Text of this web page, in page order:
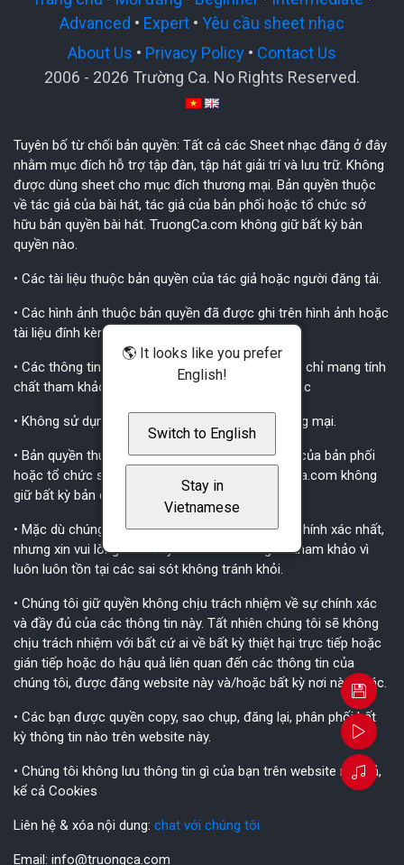
Advanced • Expert • Yêu cầu sheet nhạc
About Us • Privacy Policy • Contact Us
2006 - 2026 Trường Ca. No Rights Reserved.
Tuyên bố từ chối bản quyền: Tất cả các Sheet nhạc đăng ở đây
nhằm mục đích hỗ trợ tập đàn, tập hát giải trí và lưu trữ. Không
được dùng sheet cho mục đích thương mại. Bản quyền thuộc
về tác giả của bài hát, tác giả của bản phối hoặc tổ chức sở
hữu bản quyền bài hát. TruongCa.com không giữ bất kỳ bản
quyền nào.
• Các tài liệu thuộc bản quyền của tác giả hoặc người đăng tải.
• Các hình ảnh thuộc bản quyền đã được ghi trên hình ảnh hoặc
tài liệu đính kèm.
• Các thông tin, nhận định, các gợi ý trong tài liệu chỉ mang tính
chất tham khảo, không mang thêm ý nghĩa gì khác
• Không sử dụng các tài liệu cho mục đích thương mại.
• Bản quyền thuộc về tác giả của bài hát, tác giả của bản phối
hoặc tổ chức sở hữu bản quyền bài hát. Truongca.com không
giữ bất kỳ bản quyền nào.
• Mặc dù chúng tôi luôn cố gắng để thông tin là chính xác nhất,
nhưng xin vui lòng xem đây chỉ là các thông tin tham khảo vì
luôn luôn tồn tại các sai sót không tránh khỏi.
• Chúng tôi giữ quyền không chịu trách nhiệm về sự chính xác
và đầy đủ của các thông tin này. Tất nhiên chúng tôi sẽ không
chịu trách nhiệm với bất cứ ai về bất kỳ thiệt hại trực tiếp hoặc
gián tiếp hoặc do hậu quả liên quan đến các thông tin của
chúng tôi, được đăng website này và/hoặc bất kỳ nơi nào khác.
• Các bạn được quyền copy, sao chụp, đăng lại, phân phối bất
kỳ thông tin nào trên website này.
• Chúng tôi không lưu thông tin gì của bạn trên website này cả,
kể cả Cookies
Liên hệ & xóa nội dung: chat với chúng tôi
Email: info@truongca.com
🌎 It looks like you prefer
English!
Switch to English
Stay in
Vietnamese